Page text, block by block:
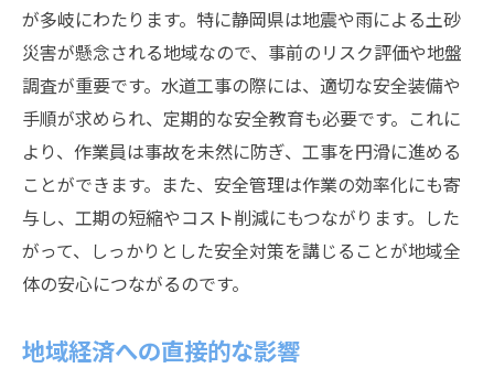
が多岐にわたります。特に静岡県は地震や雨による土砂
災害が懸念される地域なので、事前のリスク評価や地盤
調査が重要です。水道工事の際には、適切な安全装備や
手順が求められ、定期的な安全教育も必要です。これに
より、作業員は事故を未然に防ぎ、工事を円滑に進める
ことができます。また、安全管理は作業の効率化にも寄
与し、工期の短縮やコスト削減にもつながります。した
がって、しっかりとした安全対策を講じることが地域全
体の安心につながるのです。
地域経済への直接的な影響